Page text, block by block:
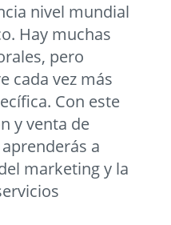
nivel mundial
Hay muchas
pero
cada vez más
Con este
y venta de
a
marketing y la